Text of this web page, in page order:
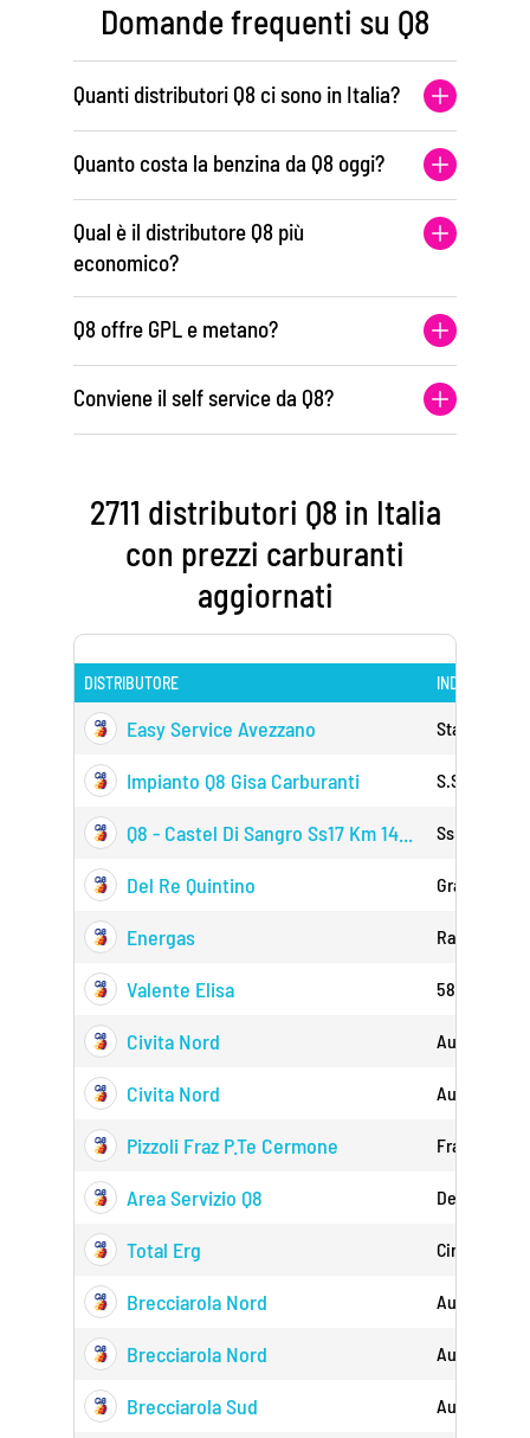
Domande frequenti su Q8
Quanti distributori Q8 ci sono in Italia?
Quanto costa la benzina da Q8 oggi?
Qual è il distributore Q8 più
economico?
Q8 offre GPL e metano?
Conviene il self service da Q8?
2711 distributori Q8 in Italia
con prezzi carburanti
aggiornati
DISTRIBUTORE INDIRIZZO
Easy Service Avezzano Statale 690
Impianto Q8 Gisa Carburanti S.s. 5 Km
Q8 - Castel Di Sangro Ss17 Km 14... Ss 17 Km
Del Re Quintino Gran Sasso
Energas Raffaele
Valente Elisa 584 Di
Civita Nord Autostrada
Civita Nord Autostrada
Pizzoli Fraz P.te Cermone Fraz P.te
Area Servizio Q8 Della
Total Erg
Brecciarola Nord Autostrada
Brecciarola Nord Autostrada
Brecciarola Sud Autostrada